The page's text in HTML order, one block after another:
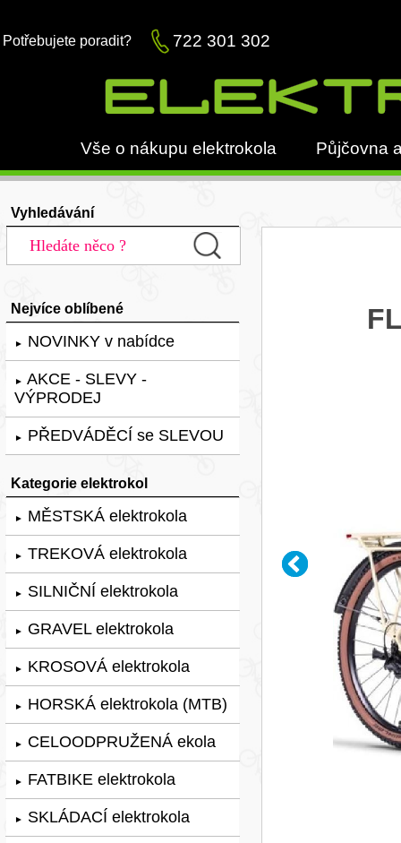
Potřebujete poradit? 722 301 302
Vše o nákupu elektrokola Půjčovna
Vyhledávání
Nejvíce oblíbené
► NOVINKY v nabídce
► AKCE - SLEVY -
VÝPRODEJ
► PŘEDVÁDĚCÍ se SLEVOU
Kategorie elektrokol
► MĚSTSKÁ elektrokola
► TREKOVÁ elektrokola
► SILNIČNÍ elektrokola
► GRAVEL elektrokola
► KROSOVÁ elektrokola
► HORSKÁ elektrokola (MTB)
► CELOODPRUŽENÁ ekola
► FATBIKE elektrokola
► SKLÁDACÍ elektrokola